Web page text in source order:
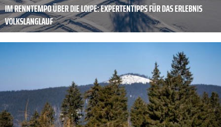
IM RENNTEMPO ÜBER DIE LOIPE: EXPERTENTIPPS FÜR DAS ERLEBNIS
VOLKSLANGLAUF